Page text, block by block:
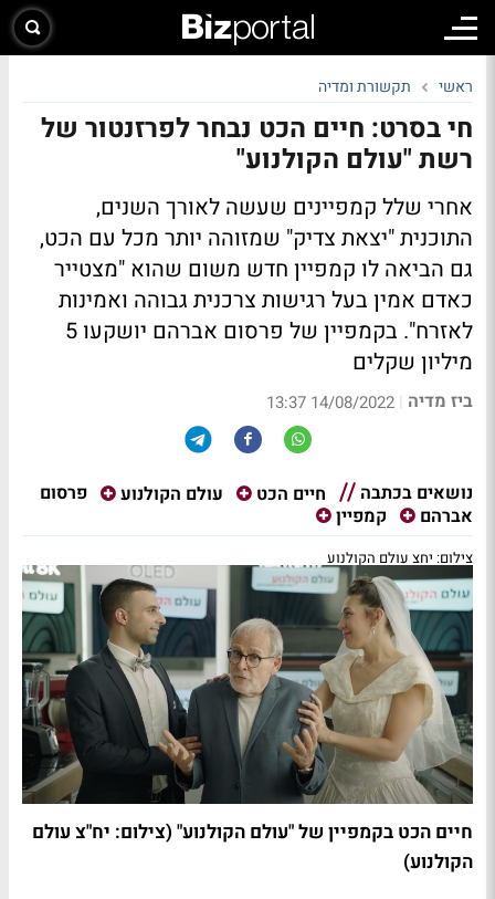
ראשי תקשורת ומדיה
חי בסרט: חיים הכט נבחר לפרזנטור של
רשת "עולם הקולנוע"
אחרי שלל קמפיינים שעשה לאורך השנים,
התוכנית "יצאת צדיק" שמזוהה יותר מכל עם הכט,
גם הביאה לו קמפיין חדש משום שהוא "מצטייר
כאדם אמין בעל רגישות צרכנית גבוהה ואמינות
לאזרח". בקמפיין של פרסום אברהם יושקעו 5
מיליון שקלים
ביז מדיה |
14/08/2022 13:37
נושאים בכתבה חיים הכט עולם הקולנוע
פרסום
אברהם
קמפיין
צילום: יחצ עולם הקולנוע
חיים הכט בקמפיין של "עולם הקולנוע" (צילום: יח"צ עולם
הקולנוע)